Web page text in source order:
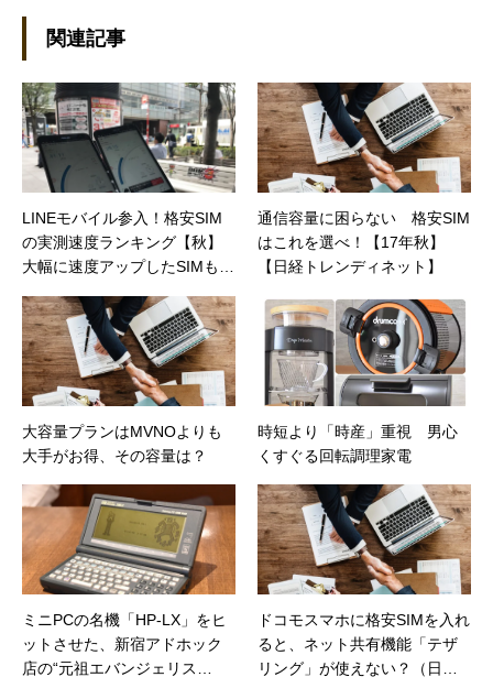
関連記事
LINEモバイル参入！格安SIM
の実測速度ランキング【秋】
大幅に速度アップしたSIMも
通信容量に困らない 格安SIM
はこれを選べ！【17年秋】
【日経トレンディネット】
大容量プランはMVNOよりも
大手がお得、その容量は？
時短より「時産」重視 男心
くすぐる回転調理家電
ミニPCの名機「HP-LX」をヒ
ットさせた、新宿アドホック
店の“元祖エバンジェリス
ドコモスマホに格安SIMを入れ
ると、ネット共有機能「テザ
リング」が使えない？（日経